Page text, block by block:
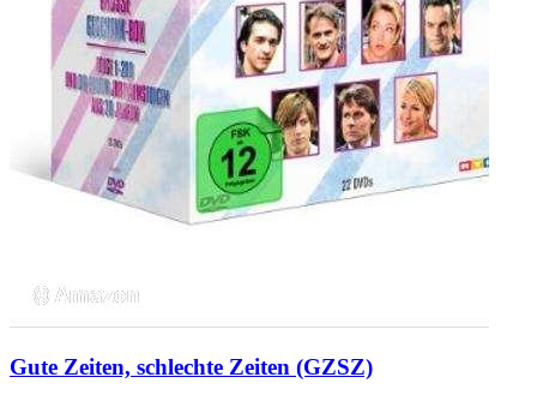
Gute Zeiten, schlechte Zeiten (GZSZ)